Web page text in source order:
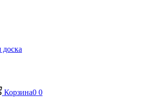
доска
Корзина0 0